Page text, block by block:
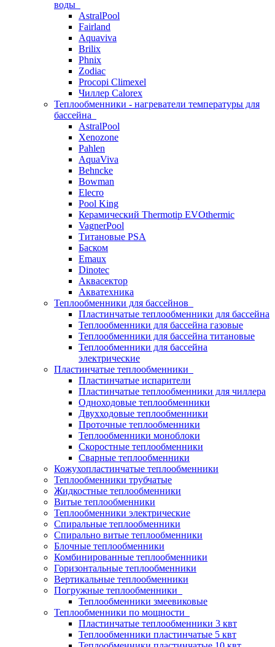
воды
AstralPool
Fairland
Aquaviva
Brilix
Phnix
Zodiac
Procopi Climexel
Чиллер Calorex
Теплообменники - нагреватели температуры для
бассейна
AstralPool
Xenozone
Pahlen
AquaViva
Behncke
Bowman
Elecro
Pool King
Керамический Thermotip EVOthermic
VagnerPool
Титановые PSA
Баском
Emaux
Dinotec
Аквасектор
Акватехника
Теплообменники для бассейнов
Пластинчатые теплообменники для бассейна
Теплообменники для бассейна газовые
Теплообменники для бассейна титановые
Теплообменники для бассейна
электрические
Пластинчатые теплообменники
Пластинчатые испарители
Пластинчатые теплообменники для чиллера
Одноходовые теплообменники
Двухходовые теплообменники
Проточные теплообменники
Теплообменники моноблоки
Скоростные теплообменники
Сварные теплообменники
Кожухопластинчатые теплообменники
Теплообменники трубчатые
Жидкостные теплообменники
Витые теплообменники
Теплообменники электрические
Спиральные теплообменники
Спирально витые теплообменники
Блочные теплообменники
Комбинированные теплообменники
Горизонтальные теплообменники
Вертикальные теплообменники
Погружные теплообменники
Теплообменники змеевиковые
Теплообменники по мощности
Пластинчатые теплообменники 3 квт
Теплообменники пластинчатые 5 квт